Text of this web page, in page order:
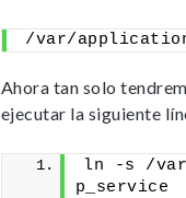
/var/
Ahora tan solo
ejecutar la siguiente
ln -s /
p_service